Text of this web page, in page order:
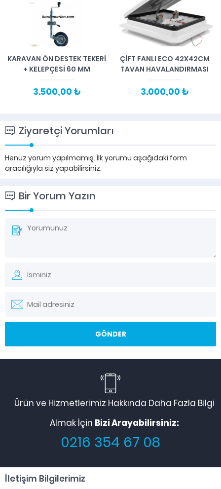
KARAVAN ÖN DESTEK TEKERİ
+ KELEPÇESİ 60 MM
3.500,00 ₺
ÇIFT FANLI ECO 42X42CM
TAVAN HAVALANDIRMASI
3.000,00 ₺
Ziyaretçi Yorumları
Henüz yorum yapılmamış. İlk yorumu aşağıdaki form
aracılığıyla siz yapabilirsiniz.
Bir Yorum Yazın
Ürün ve Hizmetlerimiz Hakkında Daha Fazla Bilgi
Almak İçin Bizi Arayabilirsiniz:
0216 354 67 08
İletişim Bilgilerimiz